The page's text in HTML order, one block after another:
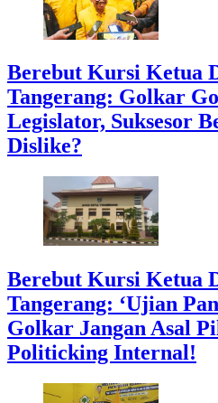
Berebut Kursi Ketua
Tangerang: Golkar
Legislator, Suksesor
Dislike?
Berebut Kursi Ketua
Tangerang: ‘Ujian
Golkar Jangan Asal
Politicking Internal!